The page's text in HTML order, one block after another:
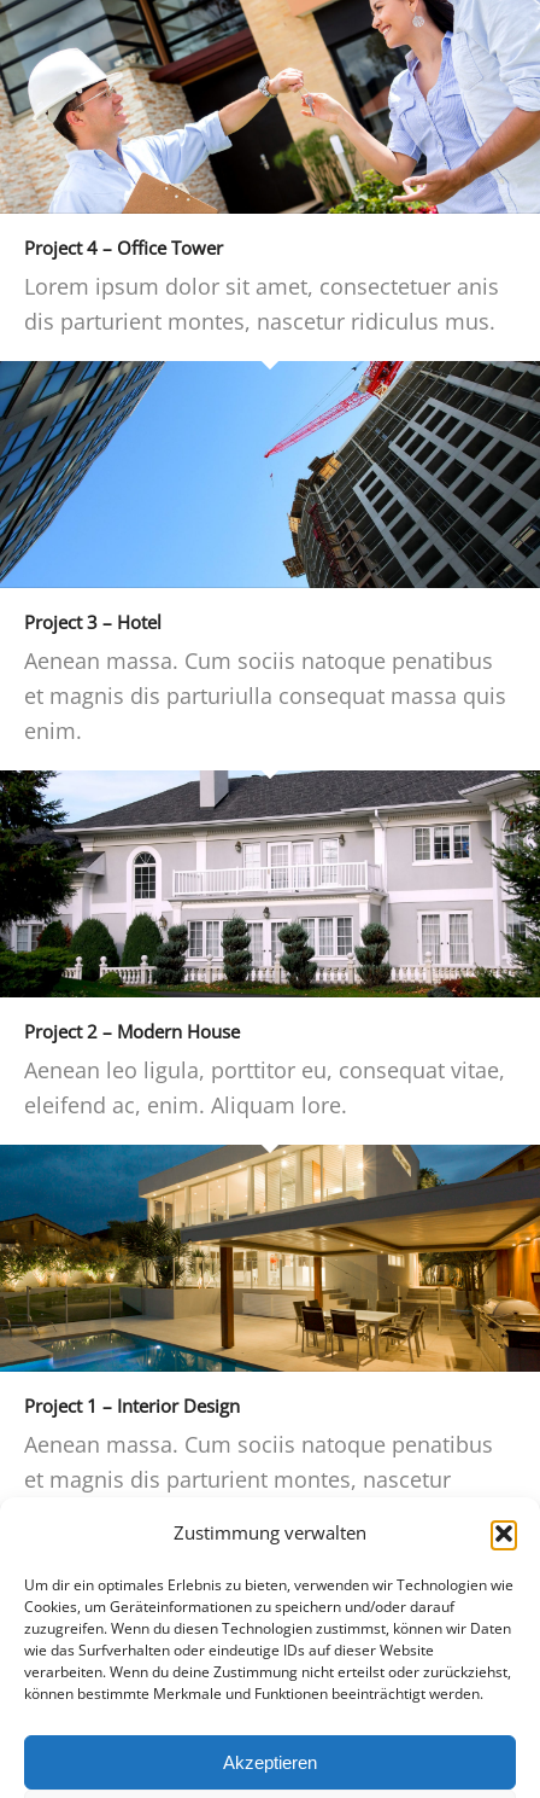
Zustimmung verwalten
Um dir ein optimales Erlebnis zu bieten, verwenden wir Technologien wie
Cookies, um Geräteinformationen zu speichern und/oder darauf
zuzugreifen. Wenn du diesen Technologien zustimmst, können wir Daten
wie das Surfverhalten oder eindeutige IDs auf dieser Website
verarbeiten. Wenn du deine Zustimmung nicht erteilst oder zurückziehst,
können bestimmte Merkmale und Funktionen beeinträchtigt werden.
Akzeptieren
Project 4 – Office Tower
Lorem ipsum dolor sit amet, consectetuer anis
dis parturient montes, nascetur ridiculus mus.
Project 3 – Hotel
Aenean massa. Cum sociis natoque penatibus
et magnis dis parturiulla consequat massa quis
enim.
Project 2 – Modern House
Aenean leo ligula, porttitor eu, consequat vitae,
eleifend ac, enim. Aliquam lore.
Project 1 – Interior Design
Aenean massa. Cum sociis natoque penatibus
et magnis dis parturient montes, nascetur